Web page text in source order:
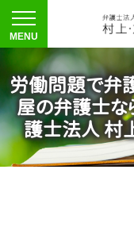
労働問題で弁
屋の弁護士な
護士法人 村